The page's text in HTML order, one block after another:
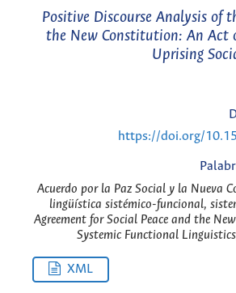
Positive Discourse Analysis of
the New Constitution: An Act
Uprising
https://doi.org/
Acuerdo por la Paz Social y la Nueva
lingüística sistémico-funcional,
Agreement for Social Peace and the
Systemic Functional
XML